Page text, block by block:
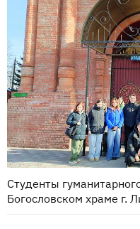
Студенты
Богословском храме г.